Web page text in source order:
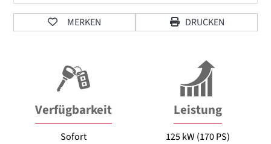
MERKEN DRUCKEN
Verfügbarkeit
Sofort
Leistung
125 kW (170 PS)